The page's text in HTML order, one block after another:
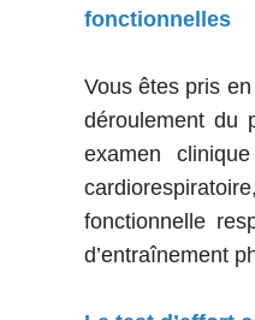
fonctionnelles
Vous êtes pris
déroulement du
examen
fonctionnelle
d’entraînement